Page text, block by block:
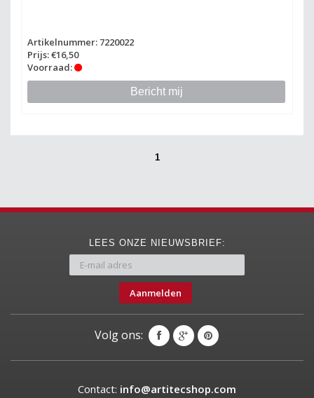
Artikelnummer: 7220022
Prijs: €16,50
Voorraad:
Bericht mij
1
LEES ONZE NIEUWSBRIEF:
Aanmelden
Volg ons:
Contact: info@artitecshop.com